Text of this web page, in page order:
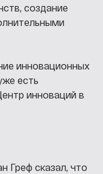
создание
инновационных
есть
инноваций в
Греф сказал, что